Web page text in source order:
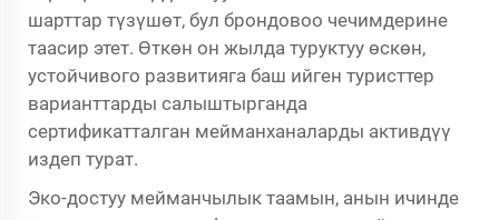
шарттар түзүшөт, бул брондовоо чечимдерине
таасир этет. Өткөн он жылда туруктуу өскөн,
устойчивого развитияга баш ийген туристтер
варианттарды салыштырганда
сертификатталган мейманханаларды активдүү
издеп турат.
Эко-достуу мейманчылык таамын, анын ичинде